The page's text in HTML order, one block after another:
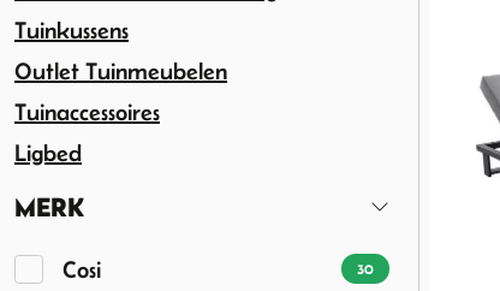
Tuinkussens
Outlet Tuinmeubelen
Tuinaccessoires
Ligbed
MERK
Cosi 30